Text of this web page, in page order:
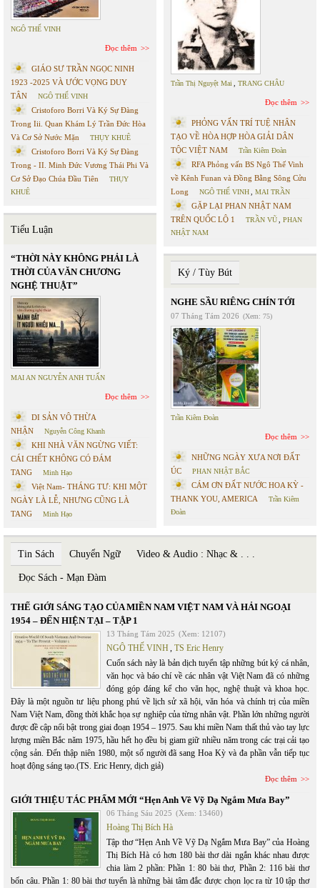
NGÔ THẾ VINH
Đọc thêm
GIÁO SƯ TRẦN NGỌC NINH
1923 -2025 VÀ ƯỚC VỌNG DUY
TÂN
NGÔ THẾ VINH
Cristoforo Borri Và Ký Sự Đàng
Trong Iii. Quan Khám Lý Trần Đức Hòa
Và Cơ Sở Nước Mặn
THỤY KHUÊ
Cristoforo Borri Và Ký Sự Đàng
Trong - II. Minh Đức Vương Thái Phi Và
Cơ Sở Đạo Chúa Đầu Tiên
THỤY
KHUÊ
Tiểu Luận
“THỜI NÀY KHÔNG PHẢI LÀ
THỜI CỦA VĂN CHƯƠNG
NGHỆ THUẬT”
MAI AN NGUYỄN ANH TUẤN
Đọc thêm
DI SẢN VÔ THỪA
NHẬN
Nguyễn Công Khanh
KHI NHÀ VĂN NGỪNG VIẾT:
CÁI CHẾT KHÔNG CÓ ĐÁM
TANG
Minh Hạo
Việt Nam- THÁNG TƯ: KHI MỘT
NGÀY LÀ LỄ, NHƯNG CŨNG LÀ
TANG
Minh Hạo
Trần Thị Nguyệt Mai TRANG CHÂU
Đọc thêm
PHỎNG VẤN TRÍ TUỆ NHÂN
TẠO VỀ HÒA HỢP HÒA GIẢI DÂN
TỘC VIỆT NAM
Trần Kiêm Đoàn
RFA Phỏng vấn BS Ngô Thế Vinh
về Kênh Funan và Đồng Bằng Sông Cửu
Long
NGÔ THẾ VINH MAI TRẦN
GẶP LẠI PHAN NHẬT NAM
TRÊN QUỐC LỘ 1
TRẦN VŨ
PHAN
NHẬT NAM
Ký / Tùy Bút
NGHE SẦU RIÊNG CHÍN TỚI
07 Tháng Tám 2026 (Xem: 75)
Trần Kiêm Đoàn
Đọc thêm
NHỮNG NGÀY XƯA NƠI ĐẤT
ÚC
PHAN NHẬT BẮC
CÁM ƠN ĐẤT NƯỚC HOA KỲ -
THANK YOU, AMERICA
Trần Kiêm
Đoàn
Tin Sách Chuyển Ngữ Video & Audio : Nhạc & . . .
Đọc Sách - Mạn Đàm
THẾ GIỚI SÁNG TẠO CỦA MIỀN NAM VIỆT NAM VÀ HẢI NGOẠI
1954 – ĐẾN HIỆN TẠI – TẬP 1
13 Tháng Tám 2025 (Xem: 12107)
NGÔ THẾ VINH, TS Eric Henry
Cuốn sách này là bản dịch tuyển tập những bút ký cá nhân,
văn học và báo chí về các nhân vật Việt Nam đã có những
đóng góp đáng kể cho văn học, nghệ thuật và khoa học.
Đây là một nguồn tư liệu phong phú về lịch sử xã hội, văn hóa và chính trị của miền
Nam Việt Nam, đồng thời khắc họa sự nghiệp của từng nhân vật. Phần lớn những người
được đề cập nổi bật trong giai đoạn 1954 – 1975. Sau khi miền Nam thất thủ vào tay lực
lượng miền Bắc năm 1975, hầu hết họ đều bị giam giữ nhiều năm trong các trại cải tạo
cộng sản. Đến thập niên 1980, một số người đã sang Hoa Kỳ và đa phần vẫn tiếp tục
hoạt động sáng tạo.(TS. Eric Henry, dịch giả)
Đọc thêm
GIỚI THIỆU TÁC PHẨM MỚI “Hẹn Anh Về Vỹ Dạ Ngắm Mưa Bay”
06 Tháng Sáu 2025 (Xem: 13460)
Hoàng Thị Bích Hà
Tập thơ “Hẹn Anh Về Vỹ Dạ Ngắm Mưa Bay” của Hoàng
Thị Bích Hà có hơn 180 bài thơ dài ngắn khác nhau được
chia làm 2 phần: Phần 1: 80 bài thơ, Phần 2: 116 bài thơ
bốn câu. Phần 1: 80 bài thơ tuyển là những bài tâm đắc được chọn lọc ra từ 10 tập thơ